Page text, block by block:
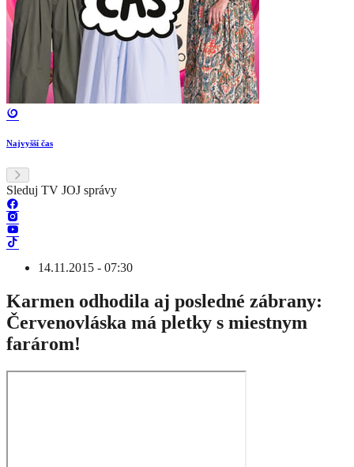
Najvyšší čas
Sleduj TV JOJ správy
14.11.2015 - 07:30
Karmen odhodila aj posledné zábrany:
Červenovláska má pletky s miestnym
farárom!